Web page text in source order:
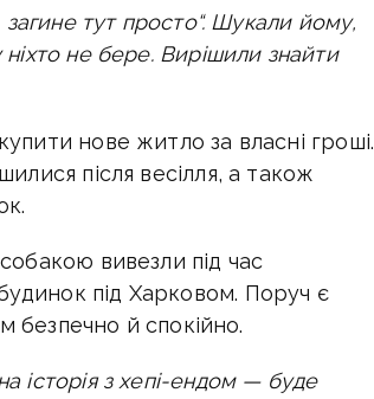
тут просто“. Шукали йому,
не бере. Вирішили знайти
нове житло за власні гроші.
після весілля, а також
вивезли під час
під Харковом. Поруч є
безпечно й спокійно.
історія з хепі-ендом — буде